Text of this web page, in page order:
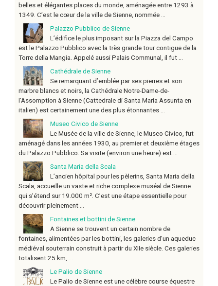
belles et élégantes places du monde, aménagée entre 1293 à
1349. C’est le cœur de la ville de Sienne, nommée ...
Palazzo Pubblico de Sienne
L’édifice le plus imposant sur la Piazza del Campo
est le Palazzo Pubblico avec la très grande tour contiguë de la
Torre della Mangia. Appelé aussi Palais Communal, il fut ...
Cathédrale de Sienne
Se remarquant d’emblée par ses pierres et son
marbre blancs et noirs, la Cathédrale Notre-Dame-de-
l’Assomption à Sienne (Cattedrale di Santa Maria Assunta en
italien) est certainement une des plus étonnantes ...
Museo Civico de Sienne
Le Musée de la ville de Sienne, le Museo Civico, fut
aménagé dans les années 1930, au premier et deuxième étages
du Palazzo Pubblico. Sa visite (environ une heure) est ...
Santa Maria della Scala
L’ancien hôpital pour les pèlerins, Santa Maria della
Scala, accueille un vaste et riche complexe muséal de Sienne
qui s’étend sur 19.000 m². C’est une étape essentielle pour
découvrir pleinement ...
Fontaines et bottini de Sienne
A Sienne se trouvent un certain nombre de
fontaines, alimentées par les bottini, les galeries d’un aqueduc
médiéval souterrain construit à partir du XIIe siècle. Ces galeries
totalisent 25 km, ...
Le Palio de Sienne
Le Palio de Sienne est une célèbre course équestre